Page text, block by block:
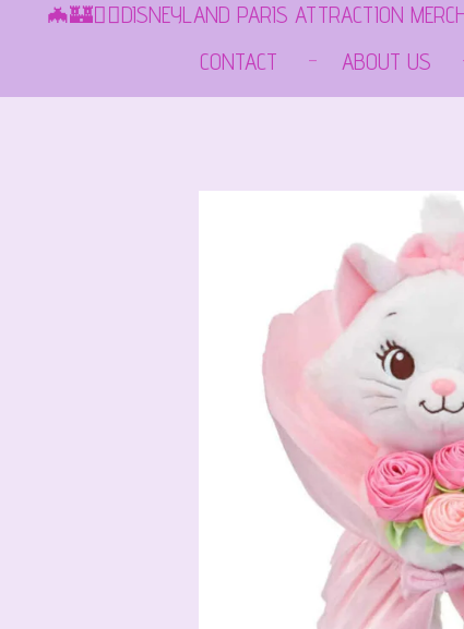
🦇🏰🏴‍☠️DISNEYLAND PARIS ATTRACTION
CONTACT
ABOUT US